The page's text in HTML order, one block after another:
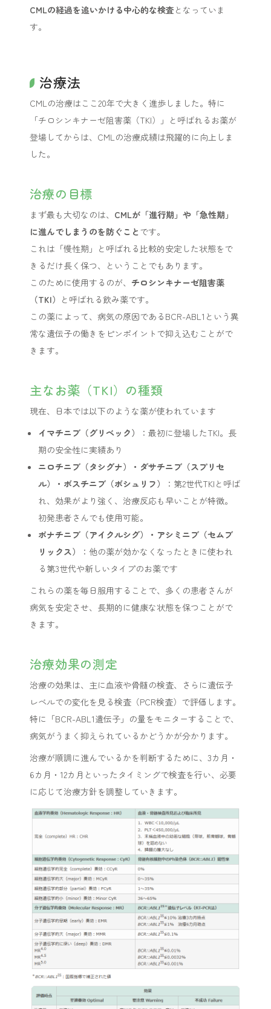
CMLの経過を追いかける中心的な検査 となっていま
す。
治療法
CMLの治療はここ20年で大きく進歩しました。特に
「チロシンキナーゼ阻害薬（TKI）」と呼ばれるお薬が
登場してからは、CMLの治療成績は飛躍的に向上しま
した。
治療の目標
まず最も大切なのは、 CMLが「進行期」や「急性期」
に進んでしまうのを防ぐことです。
これは「慢性期」と呼ばれる比較的安定した状態をで
きるだけ長く保つ、ということでもあります。
このために使用するのが、 チロシンキナーゼ阻害薬
（TKI） と呼ばれる飲み薬です。
この薬によって、病気の原因であるBCR-ABL1という異
常な遺伝子の働きをピンポイントで抑え込むことがで
きます。
主なお薬（TKI）の種類
現在、日本では以下のような薬が使われています
イマチニブ（グリベック）
：最初に登場したTKI。長
期の安全性に実績あり
ニロチニブ（タシグナ）・ダサチニブ（スプリセ
ル）・ボスチニブ（ボシュリフ）
：第2世代TKIと呼ば
れ、効果がより強く、治療反応も早いことが特徴。
初発患者さんでも使用可能。
ポナチニブ（アイクルシグ）・アシミニブ（セムブ
リックス）
：他の薬が効かなくなったときに使われ
る第3世代や新しいタイプのお薬です
これらの薬を毎日服用することで、多くの患者さんが
病気を安定させ、長期的に健康な状態を保つことがで
きます。
治療効果の測定
治療の効果は、主に血液や骨髄の検査、さらに遺伝子
レベルでの変化を見る検査（PCR検査）で評価します。
特に「BCR-ABL1遺伝子」の量をモニターすることで、
病気がうまく抑えられているかどうかが分かります。
治療が順調に進んでいるかを判断するために、3カ月・
6カ月・12カ月といったタイミングで検査を行い、必要
に応じて治療方針を調整していきます。